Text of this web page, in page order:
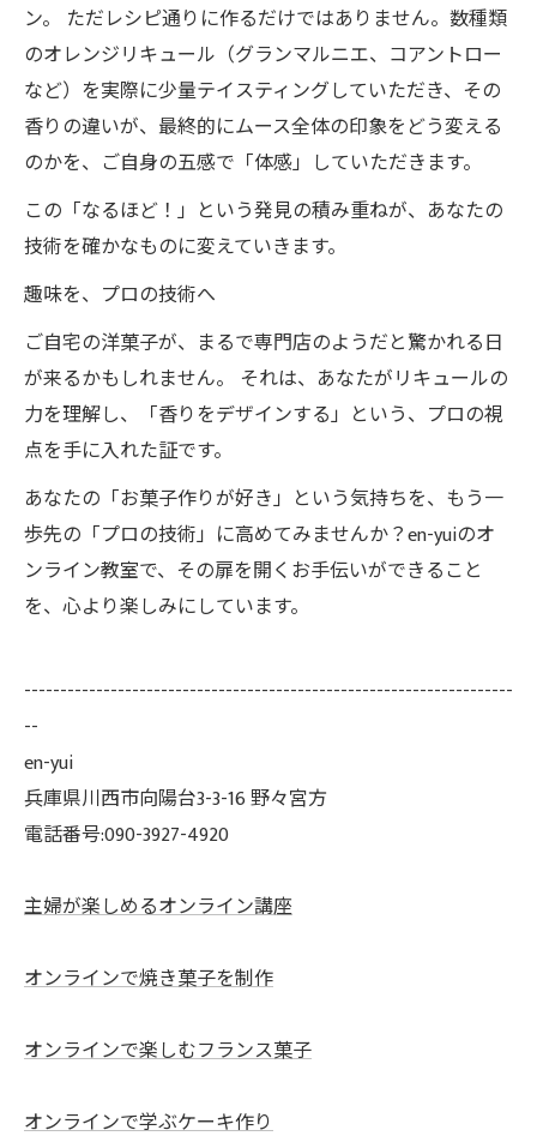
ン。 ただレシピ通りに作るだけではありません。数種類
のオレンジリキュール（グランマルニエ、コアントロー
など）を実際に少量テイスティングしていただき、その
香りの違いが、最終的にムース全体の印象をどう変える
のかを、ご自身の五感で「体感」していただきます。
この「なるほど！」という発見の積み重ねが、あなたの
技術を確かなものに変えていきます。
趣味を、プロの技術へ
ご自宅の洋菓子が、まるで専門店のようだと驚かれる日
が来るかもしれません。 それは、あなたがリキュールの
力を理解し、「香りをデザインする」という、プロの視
点を手に入れた証です。
あなたの「お菓子作りが好き」という気持ちを、もう一
歩先の「プロの技術」に高めてみませんか？en-yuiのオ
ンライン教室で、その扉を開くお手伝いができること
を、心より楽しみにしています。
--------------------------------------------------------------------
--
en-yui
兵庫県川西市向陽台3-3-16 野々宮方
電話番号:090-3927-4920
主婦が楽しめるオンライン講座
オンラインで焼き菓子を制作
オンラインで楽しむフランス菓子
オンラインで学ぶケーキ作り